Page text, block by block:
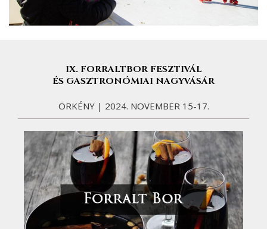
IX. FORRALTBOR FESZTIVÁL
ÉS GASZTRONÓMIAI NAGYVÁSÁR
ÖRKÉNY | 2024. NOVEMBER 15-17.